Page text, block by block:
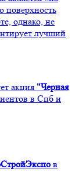
поверхность
однако, не
лучший
акция "Черная
в Спб и
в